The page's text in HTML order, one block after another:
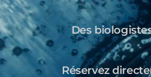
Des
Réservez